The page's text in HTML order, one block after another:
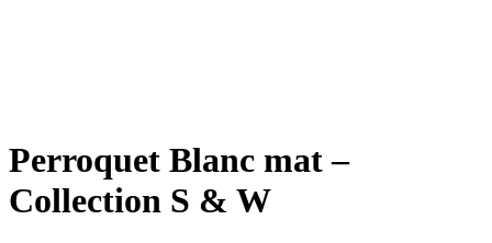
Perroquet Blanc mat –
Collection S & W